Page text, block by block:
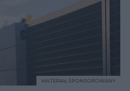
MATERIAŁ SPONSOROWANY